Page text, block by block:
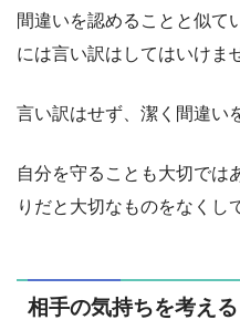
間違いを認めることと似て
には言い訳はしてはいけま
言い訳はせず、潔く間違い
自分を守ることも大切では
りだと大切なものをなくし
相手の気持ちを考える